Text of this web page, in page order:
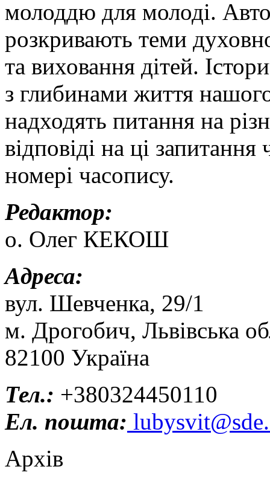
молоддю для молоді.
розкривають теми
та виховання дітей.
з глибинами життя
надходять питання на
відповіді на ці
номері часопису.
Редактор:
о. Олег КЕКОШ
Адреса:
вул. Шевченка, 29/1
м. Дрогобич, Львівська
82100 Україна
Тел.: +380324450110
Ел. пошта:
Архів